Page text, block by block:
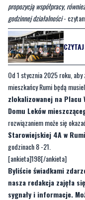
propozycją współpracy,
godzinnej działalności-
Od 1 stycznia 2025 roku,
mieszkańcy Rumi będą
zlokalizowanej na Placu
Domu Leków
rozwiązaniem może się
Starowiejskiej 4A w Rumi
godzinach 8 -21.
[ankieta]198[/ankieta]
Byliście świadkami
nasza redakcja zajęła
sygnały i informacje.